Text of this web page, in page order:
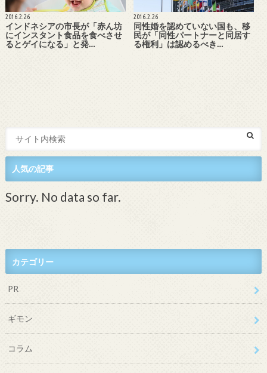
2016.2.26
インドネシアの市長が「赤ん坊
にインスタント食品を食べさせ
るとゲイになる」と発…
2016.2.26
同性婚を認めていない国も、移
民が「同性パートナーと同居す
る権利」は認めるべき…
人気の記事
Sorry. No data so far.
カテゴリー
PR
ギモン
コラム